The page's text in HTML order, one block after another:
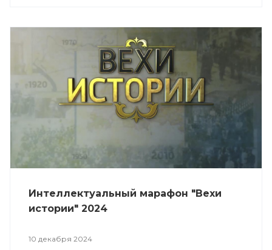
Интеллектуальный марафон "Вехи
истории" 2024
10 декабря 2024